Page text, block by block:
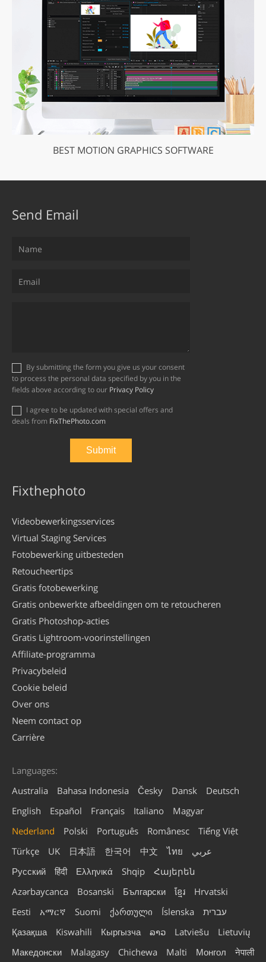
BEST MOTION GRAPHICS SOFTWARE
Send Email
to process the personal data specified by you in the
fields above according to our Privacy Policy
deals from FixThePhoto.com
Fixthephoto
Videobewerkingsservices
Virtual Staging Services
Fotobewerking uitbesteden
Retoucheertips
Gratis fotobewerking
Gratis onbewerkte afbeeldingen om te retoucheren
Gratis Photoshop-acties
Gratis Lightroom-voorinstellingen
Affiliate-programma
Privacybeleid
Cookie beleid
Over ons
Neem contact op
Carrière
Languages:
Australia
Bahasa Indonesia Česky Dansk
Deutsch
English
Español Français Italiano
Magyar
Nederland
Polski Português Românesc
Tiếng Việt
Türkçe
UK 日本語 한국어 中文 ไทย
عربي
Русский
हिंदी Ελληνικά Shqip
Հայերեն
Azərbaycanca
Bosanski Български ខ្មែរ
Hrvatski
Eesti
አማርኛ Suomi ქართული Íslenska
עברית
Қазақша
Kiswahili Кыргызча ລາວ Latviešu
Lietuvių
Македонски
Malagasy Chichewa Malti Монгол नेपाली